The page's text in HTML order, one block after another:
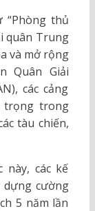
thủ
quân Trung
và mở rộng
Quân Giải
các cảng
trọng trong
tàu chiến,
các kế
dựng cường
5 năm lần